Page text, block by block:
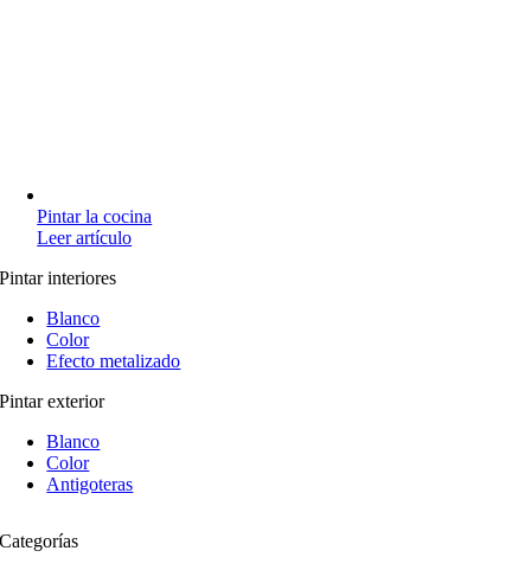
Pintar la cocina
Leer artículo
Pintar interiores
Blanco
Color
Efecto metalizado
Pintar exterior
Blanco
Color
Antigoteras
Categorías